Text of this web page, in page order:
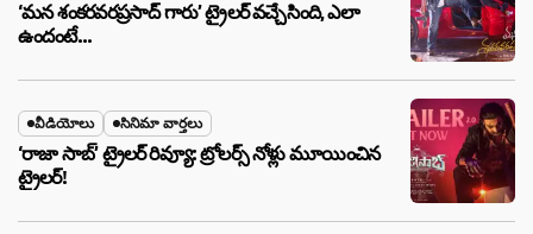
‘మన శంకరవరప్రసాద్ గారు’ ట్రైలర్ వచ్చేసింది, ఎలా
ఉందంటే…
వీడియోలు సినిమా వార్తలు
‘రాజా సాబ్’ ట్రైలర్ రివ్యూ: ట్రోలర్స్ నోళ్లు మూయించిన
ట్రైలర్!